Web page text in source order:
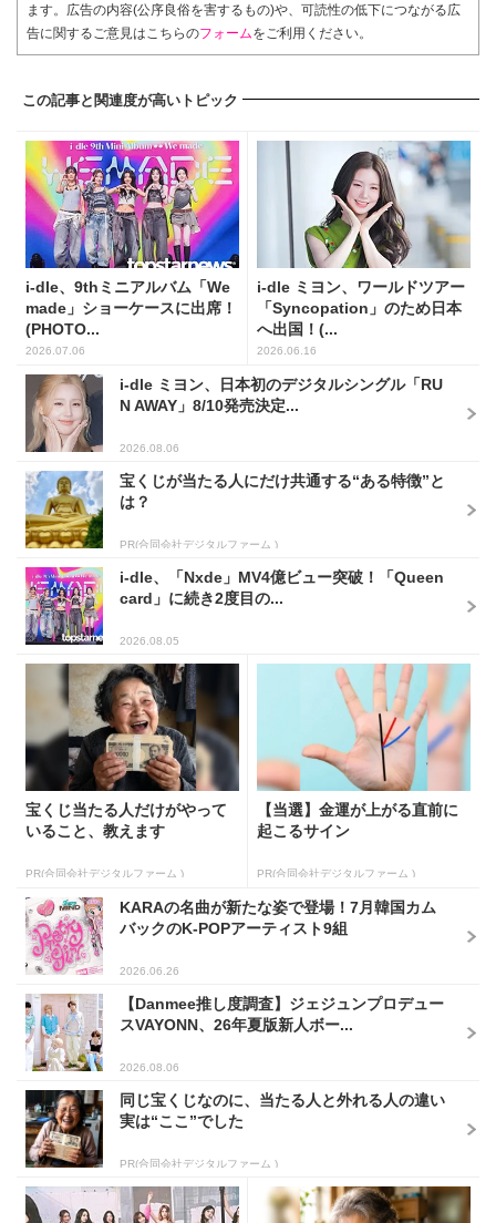
ます。広告の内容(公序良俗を害するもの)や、可読性の低下につながる広
告に関するご意見はこちらのフォームをご利用ください。
この記事と関連度が高いトピック
i-dle、9thミニアルバム「We
made」ショーケースに出席！
(PHOTO...
2026.07.06
i-dle ミヨン、ワールドツアー
「Syncopation」のため日本
へ出国！(...
2026.06.16
i-dle ミヨン、日本初のデジタルシングル「RU
N AWAY」8/10発売決定...
2026.08.06
宝くじが当たる人にだけ共通する“ある特徴”と
は？
PR(合同会社デジタルファーム )
i-dle、「Nxde」MV4億ビュー突破！「Queen
card」に続き2度目の...
2026.08.05
宝くじ当たる人だけがやって
いること、教えます
PR(合同会社デジタルファーム )
【当選】金運が上がる直前に
起こるサイン
PR(合同会社デジタルファーム )
KARAの名曲が新たな姿で登場！7月韓国カム
バックのK-POPアーティスト9組
2026.06.26
【Danmee推し度調査】ジェジュンプロデュー
スVAYONN、26年夏版新人ボー...
2026.08.06
同じ宝くじなのに、当たる人と外れる人の違い
実は“ここ”でした
PR(合同会社デジタルファーム )